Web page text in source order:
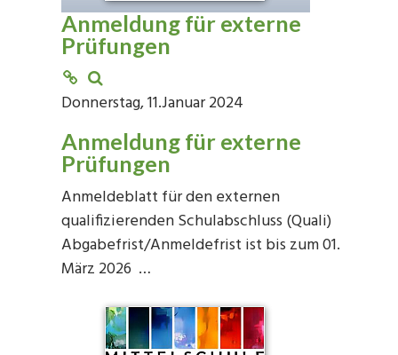
Anmeldung für externe
Prüfungen
Donnerstag, 11.Januar 2024
Anmeldung für externe
Prüfungen
Anmeldeblatt für den externen
qualifizierenden Schulabschluss (Quali)
Abgabefrist/Anmeldefrist ist bis zum 01.
März 2026 …